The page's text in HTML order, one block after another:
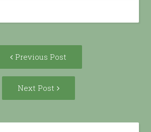
Previous Post
post:
Next Post
Post: